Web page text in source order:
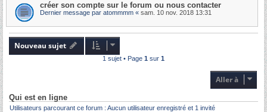
créer son compte sur le forum ou nous contacter
Dernier message par atommmm « sam. 10 nov. 2018 13:31
Nouveau sujet
1 sujet • Page 1 sur 1
Aller à
Qui est en ligne
Utilisateurs parcourant ce forum : Aucun utilisateur enregistré et 1 invité